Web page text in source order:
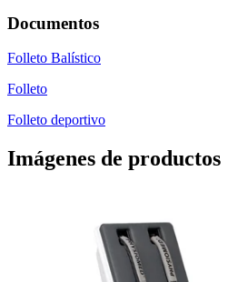
Documentos
Folleto Balístico
Folleto
Folleto deportivo
Imágenes de productos